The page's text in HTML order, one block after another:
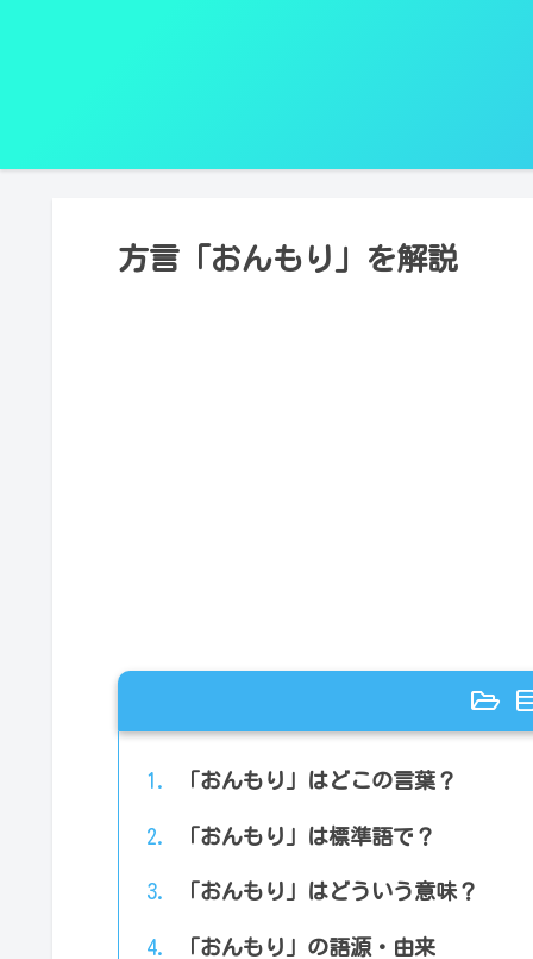
方言「おんもり」を解説
「おんもり」はどこの言葉？
「おんもり」は標準語で？
「おんもり」はどういう意味？
「おんもり」の語源・由来